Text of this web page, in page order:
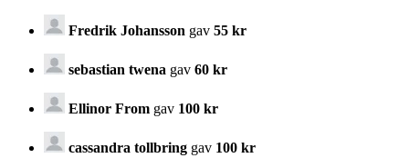
Fredrik Johansson gav 55 kr
sebastian twena gav 60 kr
Ellinor From gav 100 kr
cassandra tollbring gav 100 kr